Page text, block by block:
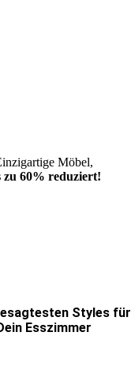
Möbel,
zu 60% reduziert!
Styles für
Esszimmer